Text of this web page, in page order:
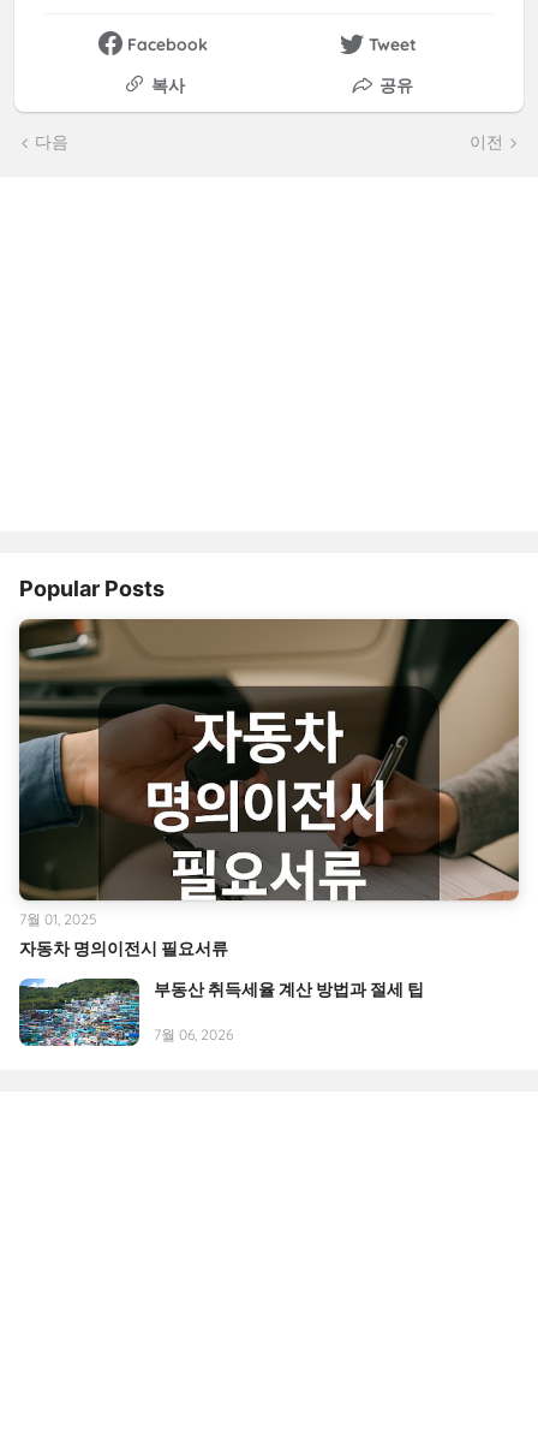
Facebook
Tweet
복사
공유
다음 이전
Popular Posts
자동차 명의이전시 필요서류
7월 01, 2025
부동산 취득세율 계산 방법과 절세 팁
7월 06, 2026